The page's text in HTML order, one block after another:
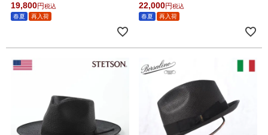
19,800
税込
春夏
再入荷
22,000
税込
春夏
再入荷